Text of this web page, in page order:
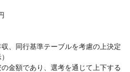
、同行基準テーブルを考慮の上決定
金額であり、選考を通じて上下する